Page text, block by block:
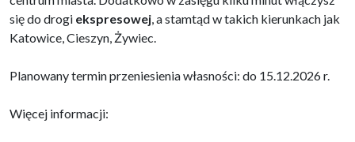
się do drogi ekspresowej , a stamtąd w takich kierunkach jak
Katowice, Cieszyn, Żywiec.
Planowany termin przeniesienia własności: do 15.12.2026 r.
Więcej informacji: